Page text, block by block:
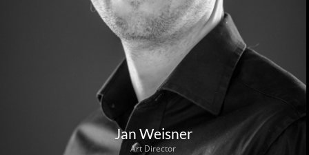
Jan Weisner
Art Director